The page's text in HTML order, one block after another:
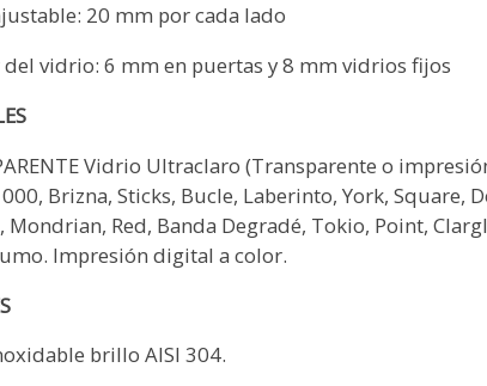
20 mm por cada lado
del vidrio: 6 mm en puertas y 8 mm vidrios fijos
Vidrio Ultraclaro (Transparente o
Brizna, Sticks, Bucle, Laberinto, York, Square,
Mondrian, Red, Banda Degradé, Tokio, Point,
Impresión digital a color.
brillo AISI 304.